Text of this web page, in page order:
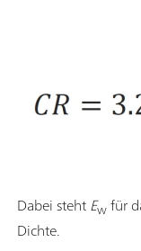
Dabei stehtEwfür
Dichte.